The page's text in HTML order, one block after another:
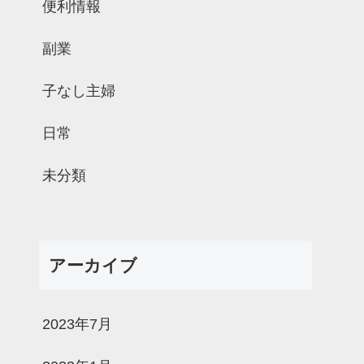
便利情報
副業
子なし主婦
日常
未分類
アーカイブ
2023年7月